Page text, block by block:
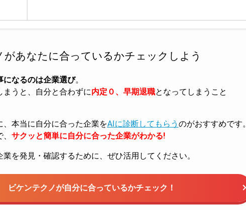
があなたに合っているかチェックしよう
になるのは企業選び。
まうと、自分と合わずに内定０、早期退職となってしまうこと
、本当に自分に合った企業をAIに診断してもらう のがおすすめです。
サクッと簡単に自分に合った企業がわかる!
を発見・確認するために、ぜひ活用してください。
ビケンテクノが自分に合っているかチェック！